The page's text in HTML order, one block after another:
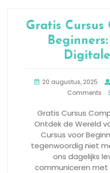
Gratis Cursus
20 augustus, 2025
Comments
Gratis Cursus
Ontdek de Wereld
Cursus voor
tegenwoordig niet
ons dagelijks
communiceren met